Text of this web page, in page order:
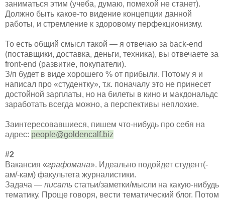
заниматься этим (учеба, думаю, помехой не станет).
Должно быть какое-то видение концепции данной
работы, и стремление к здоровому перфекционизму.
То есть общий смысл такой — я отвечаю за back-end
(поставщики, доставка, деньги, техника), вы отвечаете за
front-end (развитие, покупатели).
З/п будет в виде хорошего % от прибыли. Потому я и
написал про «студентку», т.к. поначалу это не принесет
достойной зарплаты, но на билеты в кино и макдональдс
заработать всегда можно, а перспективы неплохие.
Заинтересовавшиеся, пишем что-нибудь про себя на
адрес: people@goldencalf.biz
#2
Вакансия «графомана». Идеально подойдет студент(-
ам/-кам) факультета журналистики.
Задача — писать статьи/заметки/мысли на какую-нибудь
тематику. Проще говоря, вести тематический блог. Потом